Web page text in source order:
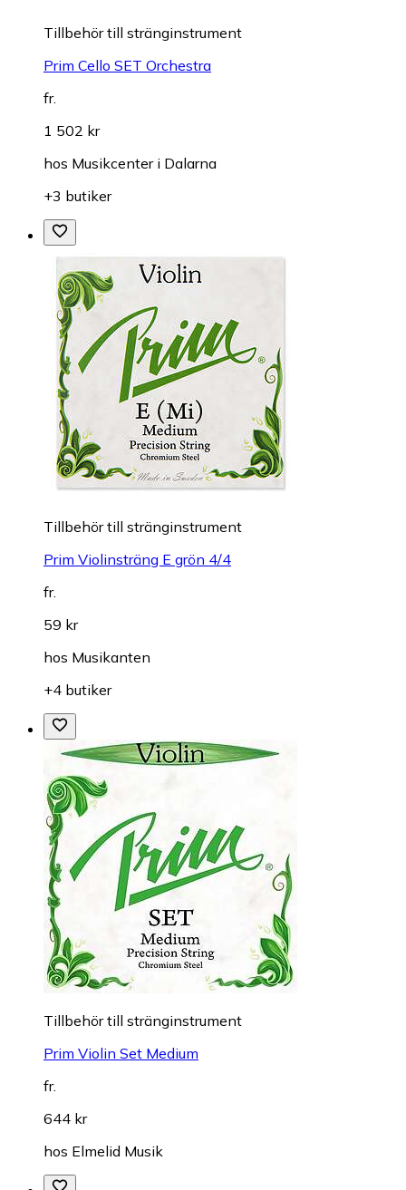
Till­be­hör till stränginstrument
Prim Cello SET Orchestra
fr.
1 502 kr
hos Musikcenter i Dalarna
+3 butiker
Till­be­hör till stränginstrument
Prim Violinsträng E grön 4/4
fr.
59 kr
hos Musikanten
+4 butiker
Till­be­hör till stränginstrument
Prim Violin Set Medium
fr.
644 kr
hos Elmelid Musik